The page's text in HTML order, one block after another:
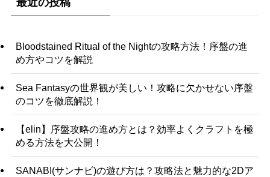
Bloodstained Ritual of the Nightの攻略方法！序盤の進
め方やコツを解説
Sea Fantasyの世界観が美しい！攻略に欠かせない序盤
のコツを徹底解説！
【elin】序盤攻略の進め方とは？効率よくクラフトを極
める方法を大公開！
SANABI(サンナビ)の遊び方は？攻略法と魅力的な2Dア